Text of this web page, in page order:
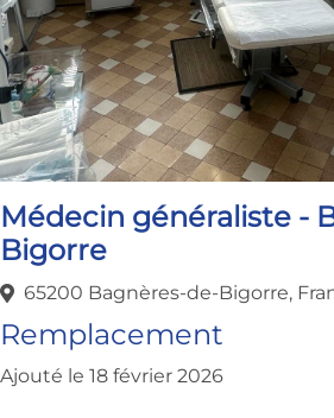
Médecin généraliste -
Bigorre
65200 Bagnères-de-Bigorre,
Remplacement
Ajouté le 18 février 2026